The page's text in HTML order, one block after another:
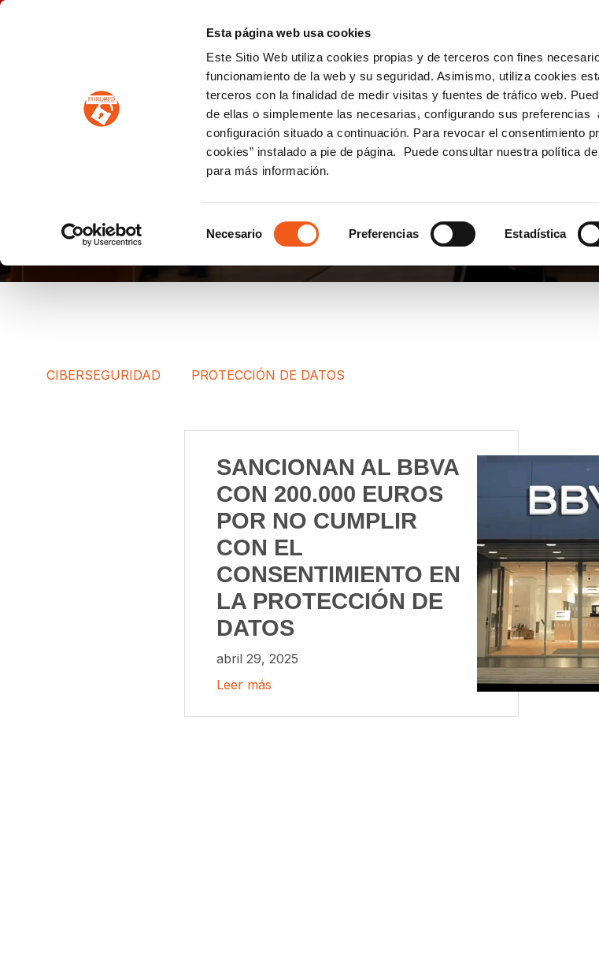
Esta página web usa cookies
Este Sitio Web utiliza cookies propias y de terceros con fines
funcionamiento de la web y su seguridad. Asimismo, utiliza cookies
terceros con la finalidad de medir visitas y fuentes de tráfico web.
de ellas o simplemente las necesarias, configurando sus preferencias
configuración situado a continuación. Para revocar el consentimiento
cookies” instalado a pie de página. Puede consultar nuestra política
para más información.
de
Necesario Preferencias Estadística
PROTECCION DE DATOS IGUALDAD CONSULTORÍA ECOMMERCE LSSI
BBVA SANCIÓN
CIBERSEGURIDAD PROTECCIÓN DE DATOS
SANCIONAN AL BBVA
CON 200.000 EUROS
POR NO CUMPLIR
CON EL
CONSENTIMIENTO EN
LA PROTECCIÓN DE
DATOS
abril 29, 2025
Leer más